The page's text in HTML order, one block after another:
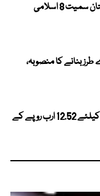
غزہ میں اسرائیلی کارروائیوں پر پاکستان سمیت 8 اسلامی
بنانے کا منصوبہ،
پنجاب حکومت نے بلدیاتی انتخابات کیلئے 12.52 ارب روپے کے